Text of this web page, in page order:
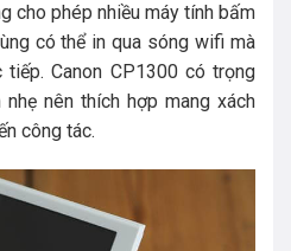
cho phép nhiều máy tính bấm
có thể in qua sóng wifi mà
Canon CP1300 có trọng
nên thích hợp mang xách
công tác.